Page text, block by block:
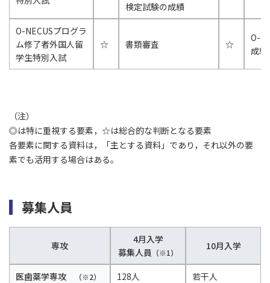
検定試験の成績
O-NECUSプログラ
ム修了者外国人留
学生特別入試
☆ 書類審査 ☆
O-
成績
（注）
◎は特に重視する要素，☆は総合的な判断となる要素
各要素に関する資料は，「主とする資料」であり，それ以外の要
素でも活用する場合はある。
募集人員
専攻
4月入学
募集人員 （※1）
10月入学
医歯薬学専攻 （※2） 128人 若干人